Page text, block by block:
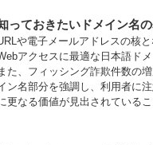
っておきたいドメイン名
や電子メールアドレスの核
アクセスに最適な日本語ド
た、フィッシング詐欺件数の
ン名部分を強調し、利用者に
更なる価値が見出されている